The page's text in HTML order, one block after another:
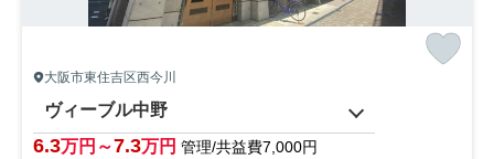
大阪市東住吉区西今川
ヴィーブル中野
6.3万円～7.3万円 管理/共益費7,000円